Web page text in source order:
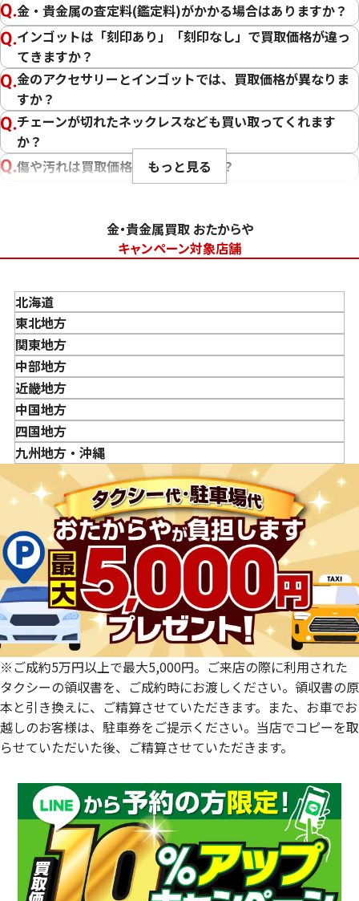
金・貴金属の査定料(鑑定料)がかかる場合はありますか？
インゴットは「刻印あり」「刻印なし」で買取価格が違っ
てきますか？
金のアクセサリーとインゴットでは、買取価格が異なりま
すか？
チェーンが切れたネックレスなども買い取ってくれます
か？
傷や汚れは買取価格に影響しますか？
大判・小判、外国金貨、古銭やコインなども買取してもら
「金・貴金属の査定」にはどれくらい時間がかかります
「金・貴金属の買取価格」はどうやって決まりますか？
金・貴金属はいつ売るのがポイント？日によって買取価格
が違うって本当ですか？
貴金属の売り時はいつですか？
もっと見る
金・貴金属買取 おたからや
キャンペーン対象店舗
北海道
東北地方
青森県
岩手県
宮城県
秋田県
山形県
福島県
関東地方
東京都
神奈川県
埼玉県
千葉県
茨城県
栃木県
群馬県
中部地方
新潟県
富山県
石川県
山梨県
長野県
岐阜県
静岡県
愛知県
近畿地方
三重県
滋賀県
京都府
兵庫県
奈良県
和歌山県
中国地方
鳥取県
島根県
広島県
山口県
四国地方
徳島県
愛媛県
九州地方・沖縄
佐賀県
長崎県
熊本県
大分県
宮崎県
鹿児島県
※ご成約5万円以上で最大5,000円。ご来店の際に利用された
タクシーの領収書を、ご成約時にお渡しください。領収書の原
本と引き換えに、ご精算させていただきます。また、お車でお
越しのお客様は、駐車券をご提示ください。当店でコピーを取
らせていただいた後、ご精算させていただきます。